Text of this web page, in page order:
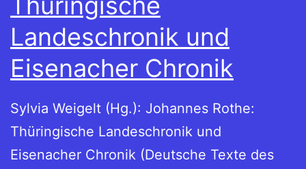
Landeschronik und
Eisenacher Chronik
Sylvia Weigelt (Hg.): Johannes Rothe:
Thüringische Landeschronik und
Eisenacher Chronik (Deutsche Texte des